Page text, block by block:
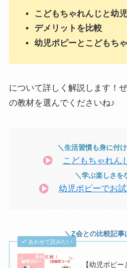
こどもちゃれんじと幼
デメリットを比較
幼児ポピーとこどもち
について詳しく解説します！
の教材を選んでくださいね♪
＼生活習慣も身に付
こどもちゃれん
＼学ぶ楽しさを
幼児ポピーでお
＼Z会との比較記事
あわせて読みたい
【幼児ポピ